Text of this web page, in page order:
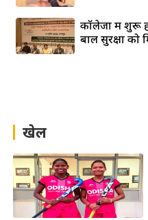
कॉलेजों में शुरू
बाल सुरक्षा
खेल